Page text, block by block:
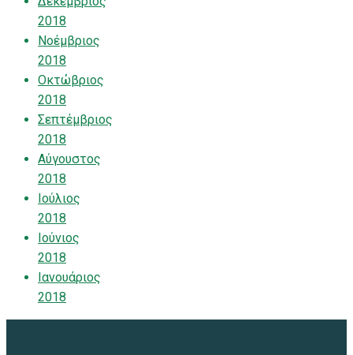
2018
Νοέμβριος
2018
Οκτώβριος
2018
Σεπτέμβριος
2018
Αύγουστος
2018
Ιούλιος
2018
Ιούνιος
2018
Ιανουάριος
2018